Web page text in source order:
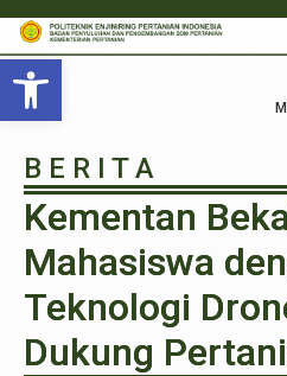
Open toolbar
B E R I T A
Kementan
Mahasiswa
Teknologi
Dukung